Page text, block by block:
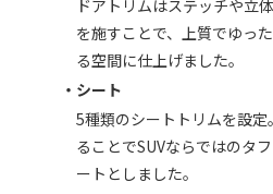
ドアトリムはステッチや立
を施すことで、上質でゆっ
る空間に仕上げました。
・シート
5種類のシートトリムを設
ることでSUVならではのタ
ートとしました。